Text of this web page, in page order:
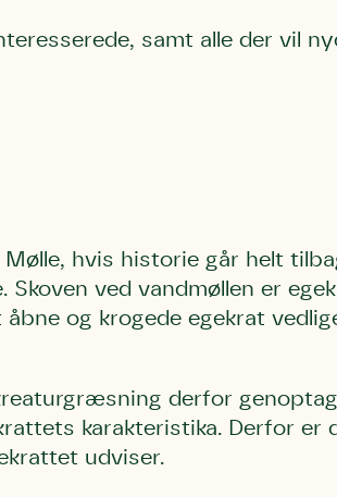
samt alle der vil
hvis historie går helt
Skoven ved vandmøllen er
og krogede egekrat
derfor
karakteristika. Derfor er
udviser.